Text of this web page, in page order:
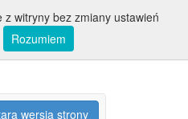
wersja strony
witryny bez zmiany ustawień
Rozumiem